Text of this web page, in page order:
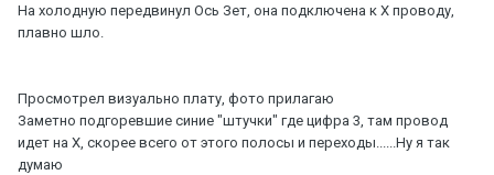
На холодную передвинул Ось Зет, она подключена к Х проводу,
плавно шло.
Просмотрел визуально плату, фото прилагаю
Заметно подгоревшие синие "штучки" где цифра 3, там провод
идет на Х, скорее всего от этого полосы и переходы......Ну я так
думаю